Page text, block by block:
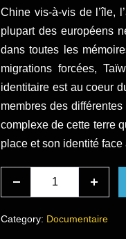
Chine vis-à-vis de l’île,
plupart des européens
dans toutes les
migrations forcées,
identitaire est au coeur
membres des
complexe de cette terre
place et son identité
Taïwan
Portraits
Choisis
Category: Documentaire